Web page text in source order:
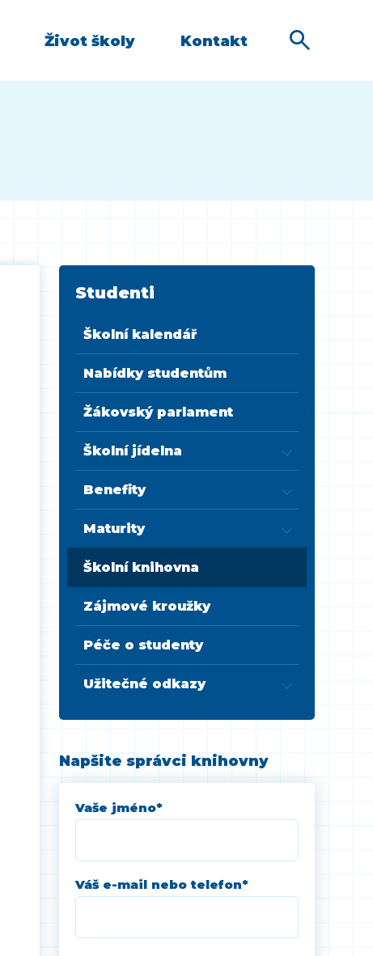
Život školy Kontakt
Studenti
Školní kalendář
Nabídky studentům
Žákovský parlament
Školní jídelna
Benefity
Maturity
Školní knihovna
Zájmové kroužky
Péče o studenty
Užitečné odkazy
Napšite správci knihovny
Vaše jméno*
Váš e-mail nebo telefon*